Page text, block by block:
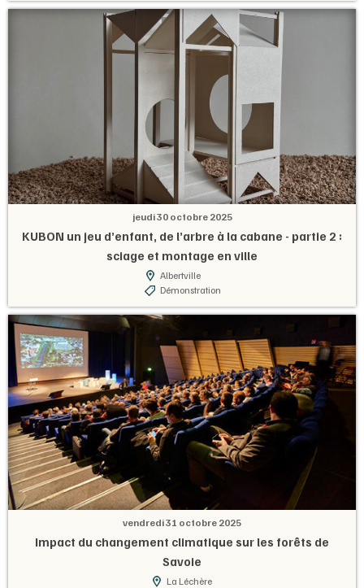
jeudi 30 octobre 2025
KUBON un jeu d’enfant, de l’arbre à la cabane - partie 2 :
sciage et montage en ville
Albertville
Démonstration
vendredi 31 octobre 2025
Impact du changement climatique sur les forêts de
Savoie
La Léchère